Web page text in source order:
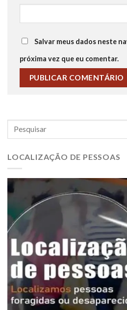
Salvar meus dados neste
próxima vez que eu comentar.
LOCALIZAÇÃO DE PESSOAS